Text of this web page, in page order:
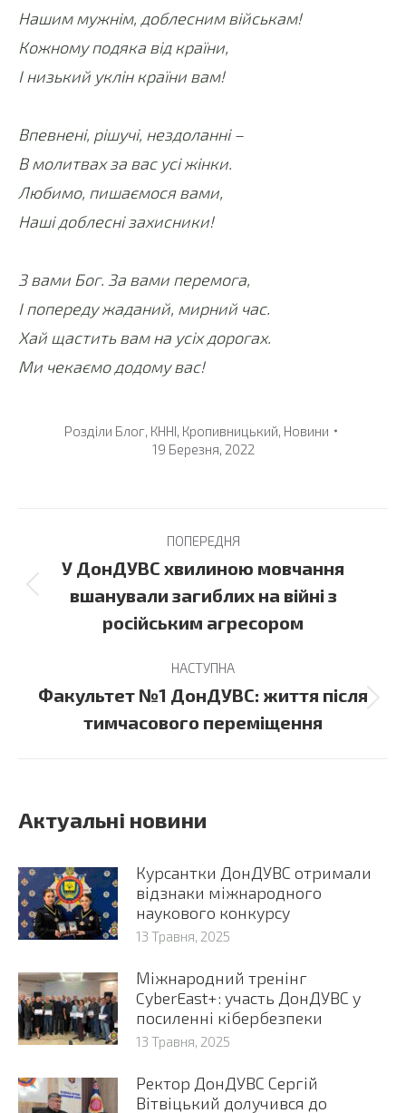
Нашим мужнім, доблесним військам!
Кожному подяка від країни,
І низький уклін країни вам!
Впевнені, рішучі, нездоланні –
В молитвах за вас усі жінки.
Любимо, пишаємося вами,
Наші доблесні захисники!
З вами Бог. За вами перемога,
І попереду жаданий, мирний час.
Хай щастить вам на усіх дорогах.
Ми чекаємо додому вас!
Розділи Блог, КННІ, Кропивницький, Новини
19 Березня, 2022
navigation
ПОПЕРЕДНЯ
Previous
У ДонДУВС хвилиною мовчання
вшанували загиблих на війні з
російським агресором
НАСТУПНА
Next
post:
Факультет №1 ДонДУВС: життя після
тимчасового переміщення
Актуальні новини
Курсантки ДонДУВС отримали
відзнаки міжнародного
наукового конкурсу
13 Травня, 2025
Міжнародний тренінг
CyberEast+: участь ДонДУВС у
посиленні кібербезпеки
13 Травня, 2025
Ректор ДонДУВС Сергій
Вітвіцький долучився до